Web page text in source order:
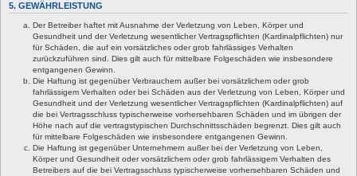
5. GEWÄHRLEISTUNG
Der Betreiber haftet mit Ausnahme der Verletzung von Leben, Körper und
Gesundheit und der Verletzung wesentlicher Vertragspflichten (Kardinalpflichten) nur
für Schäden, die auf ein vorsätzliches oder grob fahrlässiges Verhalten
zurückzuführen sind. Dies gilt auch für mittelbare Folgeschäden wie insbesondere
entgangenen Gewinn.
Die Haftung ist gegenüber Verbrauchern außer bei vorsätzlichem oder grob
fahrlässigem Verhalten oder bei Schäden aus der Verletzung von Leben, Körper und
Gesundheit und der Verletzung wesentlicher Vertragspflichten (Kardinalpflichten) auf
die bei Vertragsschluss typischerweise vorhersehbaren Schäden und im übrigen der
Höhe nach auf die vertragstypischen Durchschnittsschäden begrenzt. Dies gilt auch
für mittelbare Folgeschäden wie insbesondere entgangenen Gewinn.
Die Haftung ist gegenüber Unternehmern außer bei der Verletzung von Leben,
Körper und Gesundheit oder vorsätzlichem oder grob fahrlässigem Verhalten des
Betreibers auf die bei Vertragsschluss typischerweise vorhersehbaren Schäden und